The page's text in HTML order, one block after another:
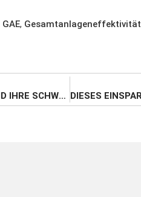
GAE, Gesamtanlageneffektivität
DIE GRÖSSTEN INTERNETAGENTUREN IN HANNOVER UND IHRE SCHWERPUNKTE